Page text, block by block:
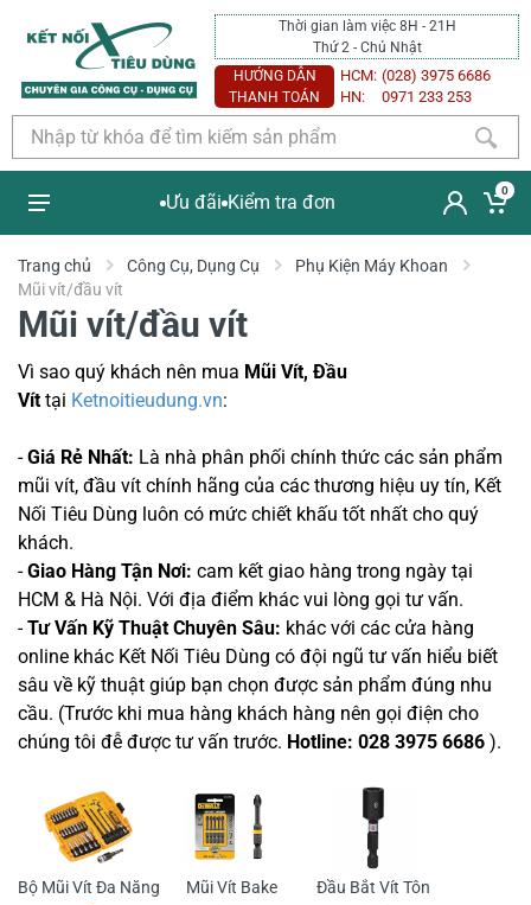
Thời gian làm việc 8H - 21H
Thứ 2 - Chủ Nhật
HƯỚNG DẪN
THANH TOÁN
HCM: (028) 3975 6686
HN:
0971 233 253
Ưu đãi Kiểm tra đơn
0
Trang chủ Công Cụ, Dụng Cụ
Phụ Kiện Máy Khoan
Mũi vít/đầu vít
Mũi vít/đầu vít
Vì sao quý khách nên mua Mũi Vít, Đầu
Vít tại Ketnoitieudung.vn:
-Giá Rẻ Nhất: Là nhà phân phối chính thức các sản phẩm
mũi vít, đầu vít chính hãng của các thương hiệu uy tín, Kết
Nối Tiêu Dùng luôn có mức chiết khấu tốt nhất cho quý
khách.
-Giao Hàng Tận Nơi: cam kết giao hàng trong ngày tại
HCM & Hà Nội. Với địa điểm khác vui lòng gọi tư vấn.
-Tư Vấn Kỹ Thuật Chuyên Sâu: khác với các cửa hàng
online khác Kết Nối Tiêu Dùng có đội ngũ tư vấn hiểu biết
sâu về kỹ thuật giúp bạn chọn được sản phẩm đúng nhu
cầu. (Trước khi mua hàng khách hàng nên gọi điện cho
chúng tôi đễ được tư vấn trước. Hotline: 028 3975 6686 ).
Bộ Mũi Vít Đa Năng Mũi Vít Bake Đầu Bắt Vít Tôn